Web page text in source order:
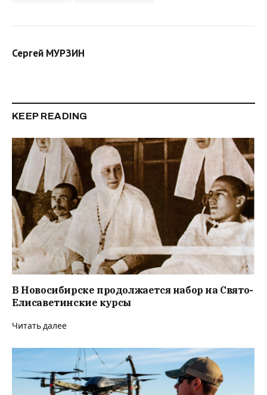
Сергей МУРЗИН
KEEP READING
В Новосибирске продолжается набор на Свято-
Елисаветинские курсы
Читать далее